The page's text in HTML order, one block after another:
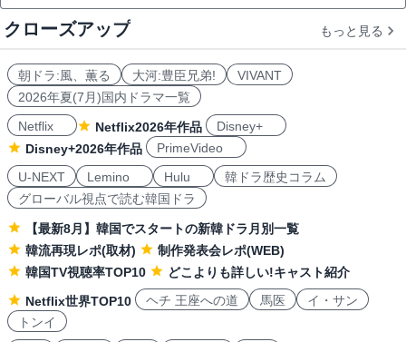
クローズアップ もっと見る
朝ドラ:風、薫る 大河:豊臣兄弟!
VIVANT
2026年夏(7月)国内ドラマ一覧
Netflix
Netflix2026年作品
Disney+
Disney+2026年作品
PrimeVideo
U-NEXT
Lemino Hulu
韓ドラ歴史コラム
グローバル視点で読む韓国ドラ
【最新8月】韓国でスタートの新韓ドラ月別一覧
韓流再現レポ(取材)
制作発表会レポ(WEB)
韓国TV視聴率TOP10
どこよりも詳しい!キャスト紹介
Netflix世界TOP10
ヘチ 王座への道 馬医
イ・サン
トンイ